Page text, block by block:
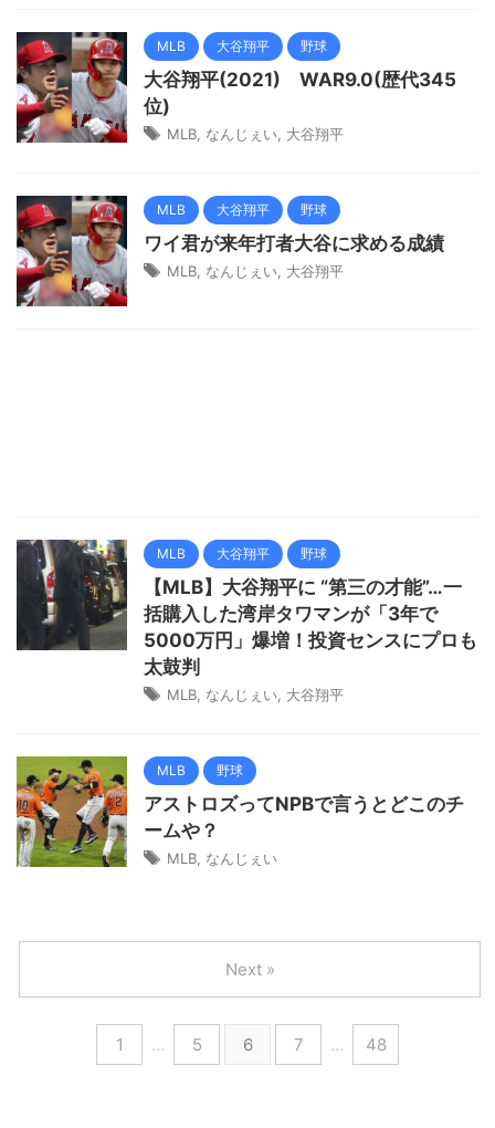
MLB 大谷翔平 野球
大谷翔平(2021) WAR9.0(歴代345
位)
MLB なんじぇい 大谷翔平
MLB 大谷翔平 野球
ワイ君が来年打者大谷に求める成績
MLB なんじぇい 大谷翔平
MLB 大谷翔平 野球
【MLB】大谷翔平に “第三の才能”…一
括購入した湾岸タワマンが「3年で
5000万円」爆増！投資センスにプロも
太鼓判
MLB なんじぇい 大谷翔平
MLB 野球
アストロズってNPBで言うとどこのチ
ームや？
MLB なんじぇい
1 … 5 6 7 … 48
Next »